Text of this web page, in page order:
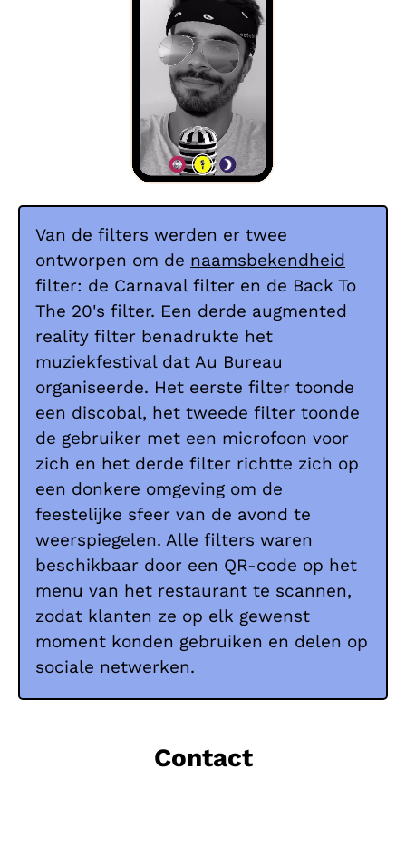
Van de filters werden er twee
ontworpen om de naamsbekendheid
filter: de Carnaval filter en de Back To
The 20's filter. Een derde augmented
reality filter benadrukte het
muziekfestival dat Au Bureau
organiseerde. Het eerste filter toonde
een discobal, het tweede filter toonde
de gebruiker met een microfoon voor
zich en het derde filter richtte zich op
een donkere omgeving om de
feestelijke sfeer van de avond te
weerspiegelen. Alle filters waren
beschikbaar door een QR-code op het
menu van het restaurant te scannen,
zodat klanten ze op elk gewenst
moment konden gebruiken en delen op
sociale netwerken.
Contact